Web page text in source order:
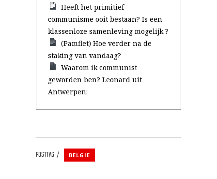
Heeft het primitief
communisme ooit bestaan? Is een
klassenloze samenleving mogelijk ?
(Pamflet) Hoe verder na de
staking van vandaag?
Waarom ik communist
geworden ben? Leonard uit
Antwerpen:
POSTTAG BELGIE